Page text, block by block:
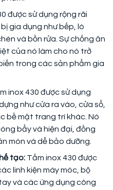
được sử dụng rộng rãi
gia dụng như bếp, lò
và bồn rửa. Sự chống ăn
của nó làm cho nó trở
trong các sản phẩm gia
inox 430 được sử dụng
như cửa ra vào, cửa sổ,
bề mặt trang trí khác. Nó
bẩy và hiện đại, đồng
mòn và dễ bảo dưỡng.
tạo: Tấm inox 430 được
linh kiện máy móc, bộ
và các ứng dụng công